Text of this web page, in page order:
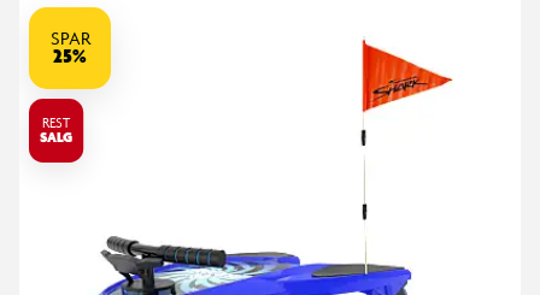
SPAR
25%
REST
SALG